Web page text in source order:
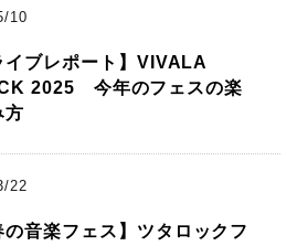
10
イブレポート】VIVALA
2025 今年のフェスの楽
方
22
の音楽フェス】ツタロックフ